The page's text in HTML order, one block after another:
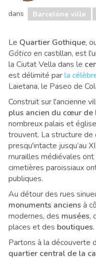
dans Barcelone ville
Le Quartier Gothique,
Góticoen castillan, est
la Ciutat Vella dans le
est délimité parla
Laietana, le Paseo de
Construit sur l'ancienne
plus ancien du cœur de
nombreux palais et
trouvent. La structure
presqu'intacte jusqu’au
murailles médiévales
cimetières paroissiaux
publiques.
Au détour des rues
monuments anciens à
modernes, des musées,
places et des boutiques.
Partons à la découverte
quartier central de la